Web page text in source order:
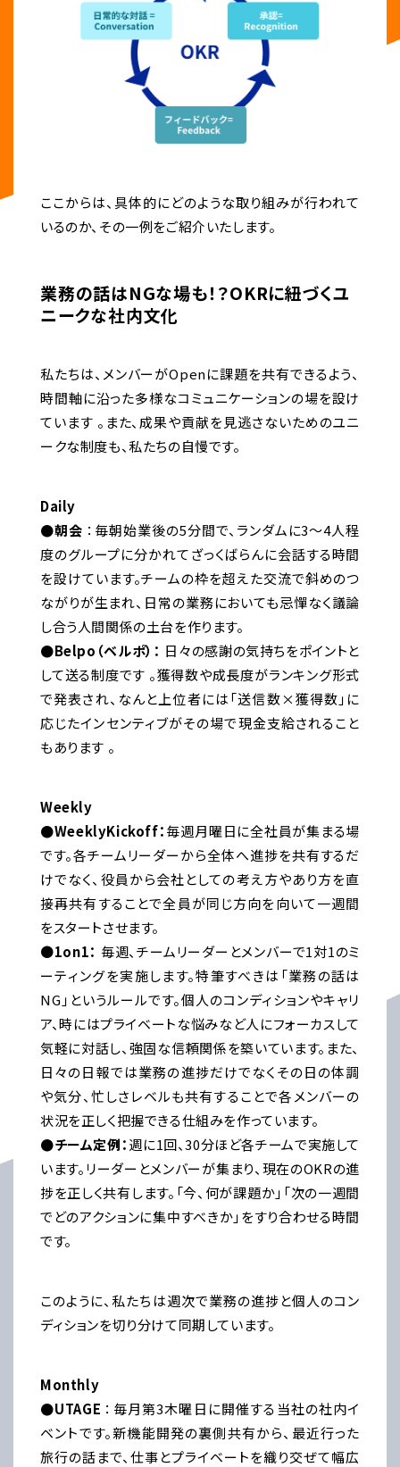
ここからは、具体的にどのような取り組みが行われて
いるのか、その一例をご紹介いたします。
業務の話はNGな場も！？OKRに紐づくユ
ニークな社内文化
私たちは、メンバーがOpenに課題を共有できるよう、
時間軸に沿った多様なコミュニケーションの場を設け
ています 。また、成果や貢献を見逃さないためのユニ
ークな制度も、私たちの自慢です。
Daily
●朝会 ：毎朝始業後の5分間で、ランダムに3～4人程
度のグループに分かれてざっくばらんに会話する時間
を設けています。チームの枠を超えた交流で斜めのつ
ながりが生まれ、日常の業務においても忌憚なく議論
し合う人間関係の土台を作ります。
●Belpo（ベルポ）： 日々の感謝の気持ちをポイントと
して送る制度です 。獲得数や成長度がランキング形式
で発表され、なんと上位者には「送信数×獲得数」に
応じたインセンティブがその場で現金支給されること
もあります 。
Weekly
●WeeklyKickoff：毎週月曜日に全社員が集まる場
です。各チームリーダーから全体へ進捗を共有するだ
けでなく、役員から会社としての考え方やあり方を直
接再共有することで全員が同じ方向を向いて一週間
をスタートさせます。
●1on1： 毎週、チームリーダーとメンバーで1対1のミ
ーティングを実施します。特筆すべきは「業務の話は
NG」というルールです。個人のコンディションやキャリ
ア、時にはプライベートな悩みなど人にフォーカスして
気軽に対話し、強固な信頼関係を築いています。また、
日々の日報では業務の進捗だけでなくその日の体調
や気分、忙しさレベルも共有することで各メンバーの
状況を正しく把握できる仕組みを作っています。
●チーム定例：週に1回、30分ほど各チームで実施して
います。リーダーとメンバーが集まり、現在のOKRの進
捗を正しく共有します。「今、何が課題か」「次の一週間
でどのアクションに集中すべきか」をすり合わせる時間
です。
このように、私たちは週次で業務の進捗と個人のコン
ディションを切り分けて同期しています。
Monthly
●UTAGE ：毎月第3木曜日に開催する当社の社内イ
ベントです。新機能開発の裏側共有から、最近行った
旅行の話まで、仕事とプライベートを織り交ぜて幅広